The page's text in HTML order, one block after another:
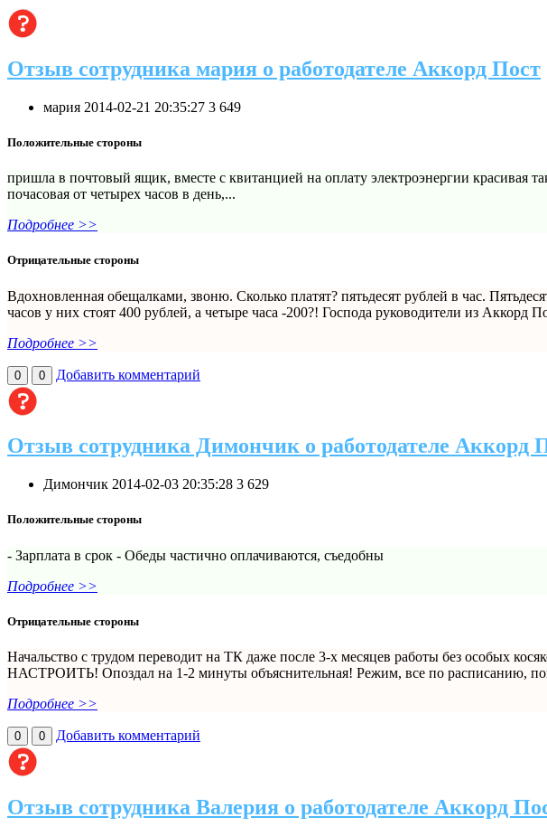
Отзыв сотрудника мария о работодателе Аккорд Пост
мария 2014-02-21 20:35:27 3 649
Положительные стороны
пришла в почтовый ящик, вместе с квитанцией на оплату электроэнергии красивая
почасовая от четырех часов в день,...
Подробнее >>
Отрицательные стороны
Вдохновленная обещалками, звоню. Сколько платят? пятьдесят рублей в час.
часов у них стоят 400 рублей, а четыре часа -200?! Господа руководители из Аккорд
Подробнее >>
0 0 Добавить комментарий
Отзыв сотрудника Димончик о работодателе Аккорд
Димончик 2014-02-03 20:35:28 3 629
Положительные стороны
- Зарплата в срок - Обеды частично оплачиваются, съедобны
Подробнее >>
Отрицательные стороны
Начальство с трудом переводит на ТК даже после 3-х месяцев работы без особых
НАСТРОИТЬ! Опоздал на 1-2 минуты объяснительная! Режим, все по расписанию,
Подробнее >>
0 0 Добавить комментарий
Отзыв сотрудника Валерия о работодателе Аккорд